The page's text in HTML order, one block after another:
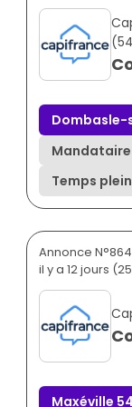
Dombasle-
Temps plein
Annonce
il y a 12 jours
Maxéville